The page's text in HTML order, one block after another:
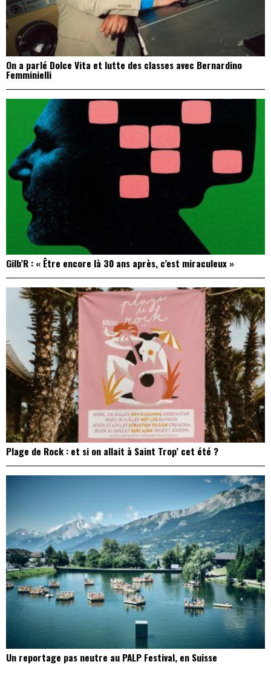
On a parlé Dolce Vita et lutte des classes avec Bernardino
Femminielli
Gilb’R : « Être encore là 30 ans après, c’est miraculeux »
Plage de Rock : et si on allait à Saint Trop’ cet été ?
Un reportage pas neutre au PALP Festival, en Suisse